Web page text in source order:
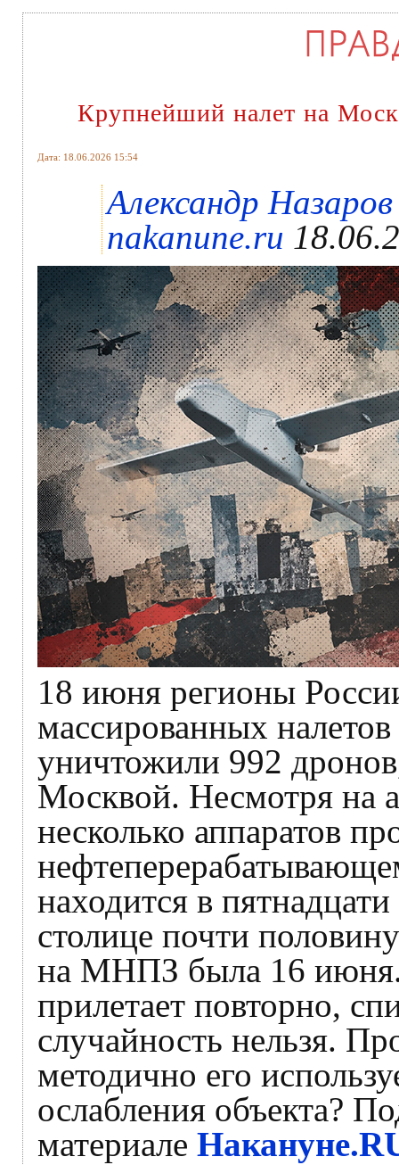
Крупнейший налет на
Дата: 18.06.2026 15:54
Александр
nakanune.ru
18 июня регионы
массированных
уничтожили 992
Москвой. Несмотря на
несколько аппаратов
находится в
столице почти
на МНПЗ была 16 июня.
прилетает повторно,
случайность нельзя.
методично его
ослабления объекта?
материале